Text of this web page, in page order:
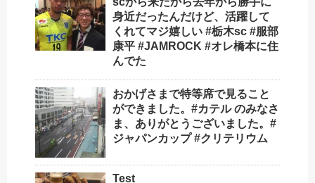
身近だったんだけど、活躍して
くれてマジ嬉しい #栃木sc #服部
康平 #JAMROCK #オレ橋本に住
んでた
おかげさまで特等席で見ること
ができました。#カテル のみなさ
ま、ありがとうございました。#
ジャパンカップ #クリテリウム
Test